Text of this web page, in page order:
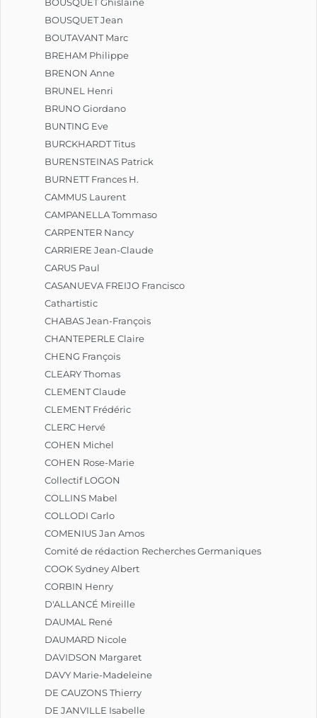
BOUSQUET Jean
BOUTAVANT Marc
BREHAM Philippe
BRENON Anne
BRUNEL Henri
BRUNO Giordano
BUNTING Eve
BURCKHARDT Titus
BURENSTEINAS Patrick
BURNETT Frances H.
CAMMUS Laurent
CAMPANELLA Tommaso
CARPENTER Nancy
CARRIERE Jean-Claude
CARUS Paul
CASANUEVA FREIJO Francisco
Cathartistic
CHABAS Jean-François
CHANTEPERLE Claire
CHENG François
CLEARY Thomas
CLEMENT Claude
CLEMENT Frédéric
CLERC Hervé
COHEN Michel
COHEN Rose-Marie
Collectif LOGON
COLLINS Mabel
COLLODI Carlo
COMENIUS Jan Amos
Comité de rédaction Recherches Germaniques
COOK Sydney Albert
CORBIN Henry
D'ALLANCÉ Mireille
DAUMAL René
DAUMARD Nicole
DAVIDSON Margaret
DAVY Marie-Madeleine
DE CAUZONS Thierry
DE JANVILLE Isabelle